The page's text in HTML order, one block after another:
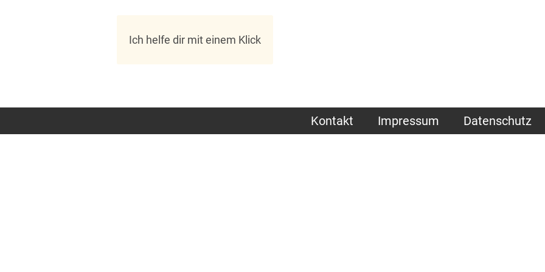
Ich helfe dir mit einem Klick
Kontakt Impressum Datenschutz